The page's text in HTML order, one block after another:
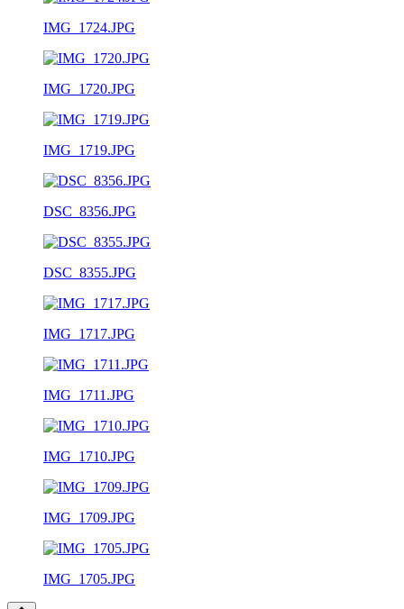
IMG_1724.JPG
IMG_1720.JPG
IMG_1719.JPG
DSC_8356.JPG
DSC_8355.JPG
IMG_1717.JPG
IMG_1711.JPG
IMG_1710.JPG
IMG_1709.JPG
IMG_1705.JPG